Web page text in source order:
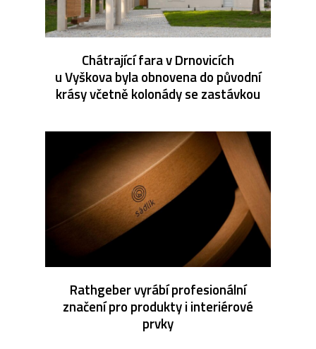
Chátrající fara v Drnovicích
u Vyškova byla obnovena do původní
krásy včetně kolonády se zastávkou
Rathgeber vyrábí profesionální
značení pro produkty i interiérové
prvky